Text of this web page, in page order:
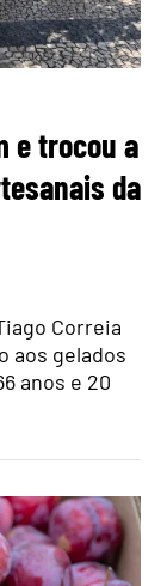
e trocou a
da
Correia
aos gelados
anos e 20